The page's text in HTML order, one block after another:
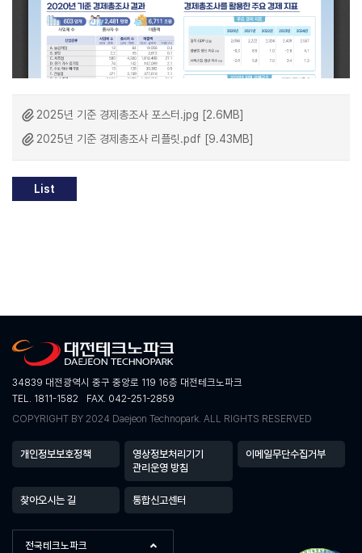
2025년 기준 경제총조사 포스터.jpg [2.6MB]
2025년 기준 경제총조사 리플릿.pdf [9.43MB]
List
34839 대전광역시 중구 중앙로 119 16층 대전테크노파크
TEL. 1811-1582
FAX. 042-251-2859
COPYRIGHT BY 2024 Daejeon Technopark. ALL RIGHTS RESERVED
전국테크노파크
개인정보보호정책
영상정보처리기기
관리운영 방침
이메일무단수집거부
찾아오시는 길 통합신고센터